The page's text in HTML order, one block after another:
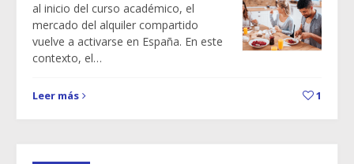
al inicio del curso académico, el
mercado del alquiler compartido
vuelve a activarse en España. En este
contexto, el…
Leer más 1